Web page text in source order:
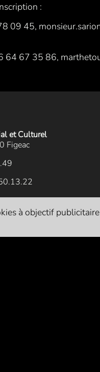
:
09 45,
64 67 35 86,
et Culturel
Figeac
à objectif